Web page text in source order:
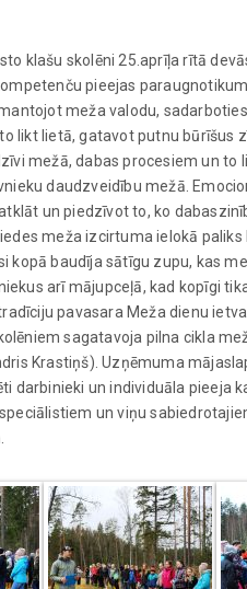
klašu skolēni 25.aprīļa rītā
pieejas
meža valodu,
likt lietā, gatavot putnu būrīšus
mežā, dabas procesiem un
daudzveidību mežā.
un piedzīvot to, ko
meža izcirtuma ielokā
kopā baudīja sātīgu zupu, kas
arī mājupceļā, kad kopīgi
pavasara Meža dienu
sagatavoja pilna cikla
Krastiņš). Uzņēmuma
darbinieki un individuāla pieeja
un viņu